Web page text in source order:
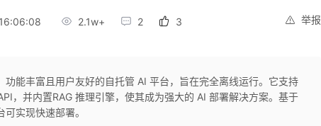
举报
2.1w+ 2 3
功能丰富且用户友好的自托管 AI 平台，旨在完全离线运行。它支持
，并内置RAG 推理引擎，使其成为强大的 AI 部署解决方案。基于
实现快速部署。